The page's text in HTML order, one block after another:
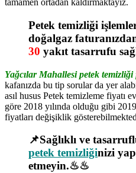
tamamen ortadan kaldırmaktayız.
Petek temizliği
doğalgaz
30 yakıt tasarrufu
Yağcılar Mahallesi petek temizliği
kafanızda bu tip sorular da yer
asıl husus Petek temizleme fiyatı
göre 2018 yılında olduğu gibi
fiyatları değişiklik
📌Sağlıklı ve
petek temizliğinizi
etmeyin.♨♨